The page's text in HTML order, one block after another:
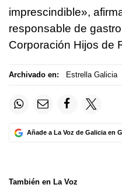
imprescindible»,
responsable de
Corporación Hijos de
Archivado en: Estrella Galicia
Añade a La Voz de Galicia en
También en La Voz